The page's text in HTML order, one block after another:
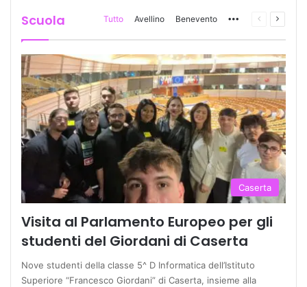
Scuola Tutto Avellino Benevento More Pagina
Caserta
Visita al Parlamento Europeo per gli
studenti del Giordani di Caserta
Nove studenti della classe 5^ D Informatica dell’Istituto
Superiore “Francesco Giordani” di Caserta, insieme alla